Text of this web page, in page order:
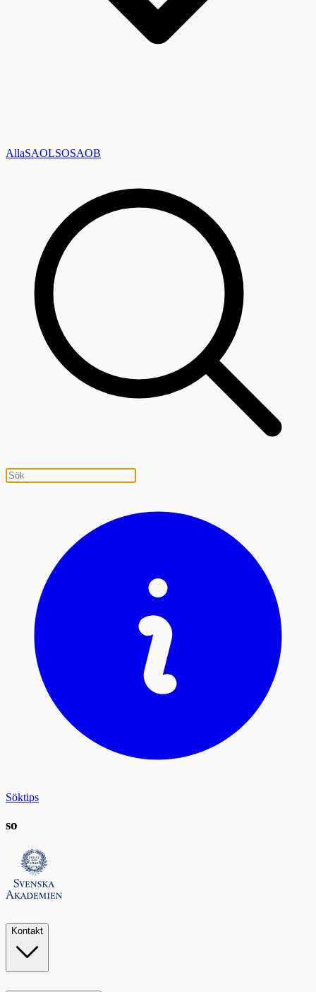
AllaSAOLSOSAOB
Söktips
so
Kontakt